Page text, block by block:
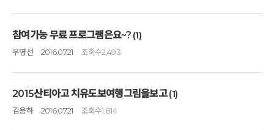
참여가능 무료 프로그램은요~? (1)
우영선 2016.07.21 조회수2,493
2015산티아고 치유도보여행그림을보고(1)
김용하 2016.07.21 조회수1,814